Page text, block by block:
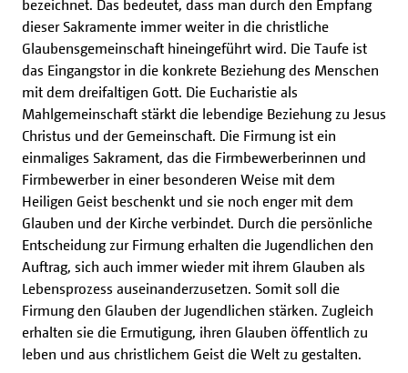
bezeichnet. Das bedeutet, dass man durch den Empfang
dieser Sakramente immer weiter in die christliche
Glaubensgemeinschaft hineingeführt wird. Die Taufe ist
das Eingangstor in die konkrete Beziehung des Menschen
mit dem dreifaltigen Gott. Die Eucharistie als
Mahlgemeinschaft stärkt die lebendige Beziehung zu Jesus
Christus und der Gemeinschaft. Die Firmung ist ein
einmaliges Sakrament, das die Firmbewerberinnen und
Firmbewerber in einer besonderen Weise mit dem
Heiligen Geist beschenkt und sie noch enger mit dem
Glauben und der Kirche verbindet. Durch die persönliche
Entscheidung zur Firmung erhalten die Jugendlichen den
Auftrag, sich auch immer wieder mit ihrem Glauben als
Lebensprozess auseinanderzusetzen. Somit soll die
Firmung den Glauben der Jugendlichen stärken. Zugleich
erhalten sie die Ermutigung, ihren Glauben öffentlich zu
leben und aus christlichem Geist die Welt zu gestalten.